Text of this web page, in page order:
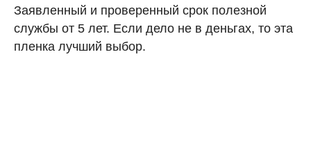
Заявленный и проверенный срок полезной
службы от 5 лет. Если дело не в деньгах, то эта
пленка лучший выбор.